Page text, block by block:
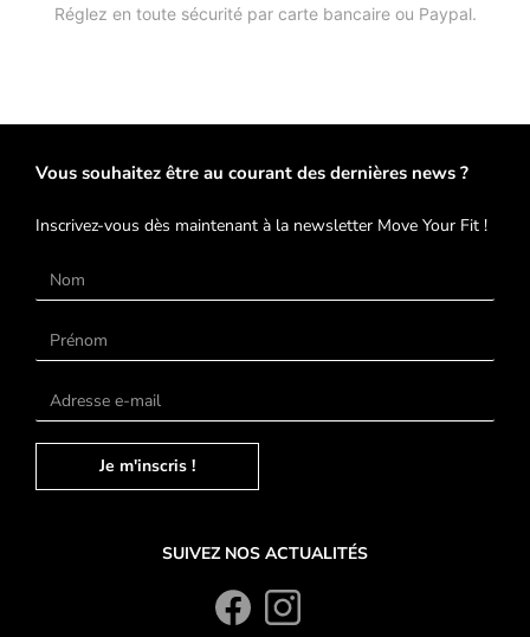
Réglez en toute sécurité par carte bancaire ou Paypal.
Vous souhaitez être au courant des dernières news ?
Inscrivez-vous dès maintenant à la newsletter Move Your Fit !
Je m'inscris !
SUIVEZ NOS ACTUALITÉS